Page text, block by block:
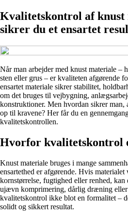
Kvalitetskontrol af knust
sikrer du et ensartet
Når man arbejder med knust materiale –
sten eller grus – er kvaliteten afgørende
ensartet materiale sikrer stabilitet,
om det bruges til vejbygning,
konstruktioner. Men hvordan sikrer man,
op til kravene? Her får du en
kvalitetskontrollen.
Hvorfor kvalitetskontrol
Knust materiale bruges i mange
ensartethed er afgørende. Hvis materialet
kornstørrelse, fugtighed eller renhed,
ujævn komprimering, dårlig dræning
kvalitetskontrol ikke blot en formalitet –
solidt og sikkert resultat.